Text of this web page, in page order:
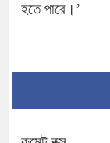
হতে পারে।’